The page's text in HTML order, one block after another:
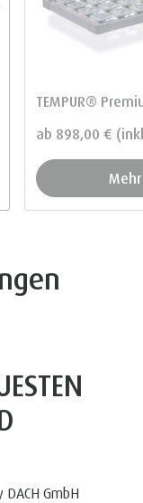
TEMPUR®
ab 898,00 €
GmbH